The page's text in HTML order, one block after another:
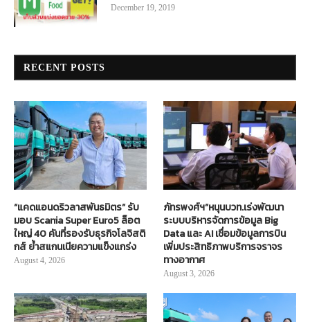
December 19, 2019
RECENT POSTS
“แคดแอนดริวลาสพันธมิตร” รับ
มอบ Scania Super Euro5 ล็อต
ใหญ่ 40 คันที่รองรับธุรกิจโลจิสติ
กส์ ย้ำสแกนเนียความแข็งแกร่ง
August 4, 2026
ภัทรพงศ์ฯ”หนุนบวท.เร่งพัฒนา
ระบบบริหารจัดการข้อมูล Big
Data และ AI เชื่อมข้อมูลการบิน
เพิ่มประสิทธิภาพบริการจราจร
ทางอากาศ
August 3, 2026